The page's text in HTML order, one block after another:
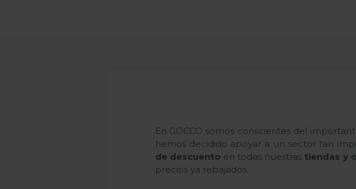
En GOCCO somos conscientes del
hemos decidido apoyar a un sector tan
de descuento en todas nuestras tiendas y
precios ya rebajados.